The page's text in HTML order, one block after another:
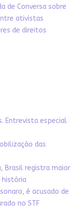
de Conversa sobre
ativistas
de direitos
Entrevista especial
das
Brasil registra maior
história
é acusado de
no STF